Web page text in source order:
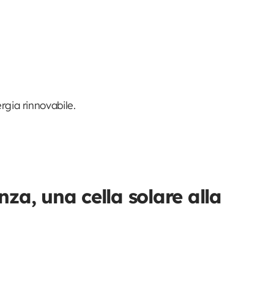
rinnovabile.
una cella solare alla